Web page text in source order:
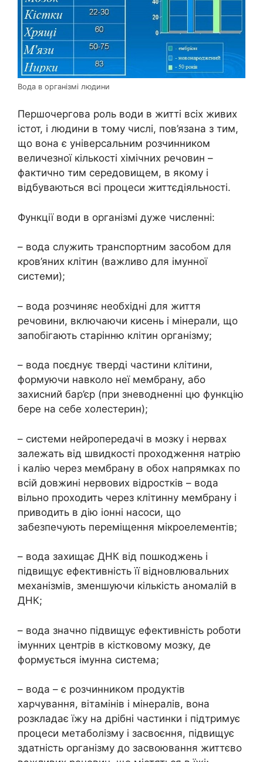
Вода в організмі людини
Першочергова роль води в житті всіх живих
істот, і людини в тому числі, пов’язана з тим,
що вона є універсальним розчинником
величезної кількості хімічних речовин –
фактично тим середовищем, в якому і
відбуваються всі процеси життєдіяльності.
Функції води в організмі дуже численні:
– вода служить транспортним засобом для
кров’яних клітин (важливо для імунної
системи);
– вода розчиняє необхідні для життя
речовини, включаючи кисень і мінерали, що
запобігають старінню клітин організму;
– вода поєднує тверді частини клітини,
формуючи навколо неї мембрану, або
захисний бар’єр (при зневодненні цю функцію
бере на себе холестерин);
– системи нейропередачі в мозку і нервах
залежать від швидкості проходження натрію
і калію через мембрану в обох напрямках по
всій довжині нервових відростків – вода
вільно проходить через клітинну мембрану і
приводить в дію іонні насоси, що
забезпечують переміщення мікроелементів;
– вода захищає ДНК від пошкоджень і
підвищує ефективність її відновлювальних
механізмів, зменшуючи кількість аномалій в
ДНК;
– вода значно підвищує ефективність роботи
імунних центрів в кістковому мозку, де
формується імунна система;
– вода – є розчинником продуктів
харчування, вітамінів і мінералів, вона
розкладає їжу на дрібні частинки і підтримує
процеси метаболізму і засвоєння, підвищує
здатність організму до засвоювання життєво